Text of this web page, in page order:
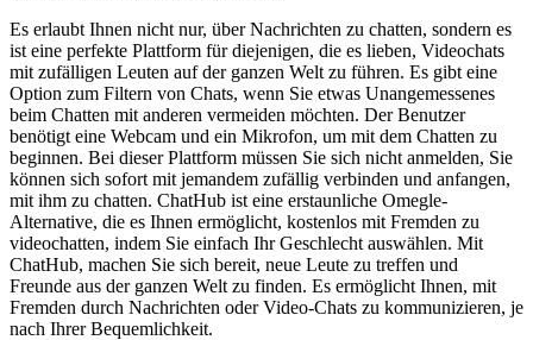
Es erlaubt Ihnen nicht nur, über Nachrichten zu chatten, sondern es
ist eine perfekte Plattform für diejenigen, die es lieben, Videochats
mit zufälligen Leuten auf der ganzen Welt zu führen. Es gibt eine
Option zum Filtern von Chats, wenn Sie etwas Unangemessenes
beim Chatten mit anderen vermeiden möchten. Der Benutzer
benötigt eine Webcam und ein Mikrofon, um mit dem Chatten zu
beginnen. Bei dieser Plattform müssen Sie sich nicht anmelden, Sie
können sich sofort mit jemandem zufällig verbinden und anfangen,
mit ihm zu chatten. ChatHub ist eine erstaunliche Omegle-
Alternative, die es Ihnen ermöglicht, kostenlos mit Fremden zu
videochatten, indem Sie einfach Ihr Geschlecht auswählen. Mit
ChatHub, machen Sie sich bereit, neue Leute zu treffen und
Freunde aus der ganzen Welt zu finden. Es ermöglicht Ihnen, mit
Fremden durch Nachrichten oder Video-Chats zu kommunizieren, je
nach Ihrer Bequemlichkeit.